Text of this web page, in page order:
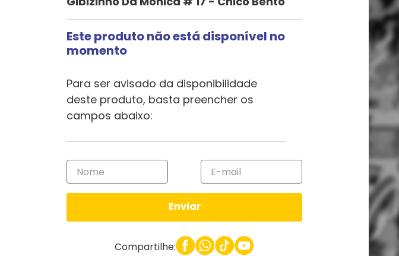
Este produto não está disponível no
momento
Para ser avisado da disponibilidade
deste produto, basta preencher os
campos abaixo:
Enviar
Compartilhe: